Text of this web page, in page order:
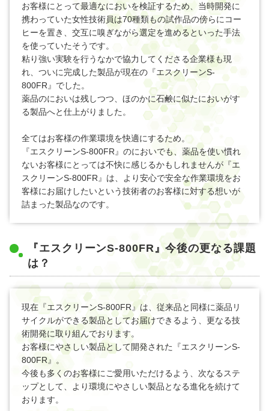
お客様にとって最適なにおいを検証するため、当時開発に
携わっていた女性技術員は70種類もの試作品の傍らにコー
ヒーを置き、交互に嗅ぎながら選定を進めるといった手法
を使っていたそうです。
粘り強い実験を行うなかで協力してくださる企業様も現
れ、ついに完成した製品が現在の『エスクリーンS-
800FR』でした。
薬品のにおいは残しつつ、ほのかに石鹸に似たにおいがす
る製品へと仕上がりました。
全てはお客様の作業環境を快適にするため。
『エスクリーンS-800FR』のにおいでも、薬品を使い慣れ
ないお客様にとっては不快に感じるかもしれませんが『エ
スクリーンS-800FR』は、より安心で安全な作業環境をお
客様にお届けしたいという技術者のお客様に対する想いが
詰まった製品なのです。
『エスクリーンS-800FR』今後の更なる課題
は？
現在『エスクリーンS-800FR』は、従来品と同様に薬品リ
サイクルができる製品としてお届けできるよう、更なる技
術開発に取り組んでおります。
お客様にやさしい製品として開発された『エスクリーンS-
800FR』。
今後も多くのお客様にご愛用いただけるよう、次なるステ
ップとして、より環境にやさしい製品となる進化を続けて
おります。